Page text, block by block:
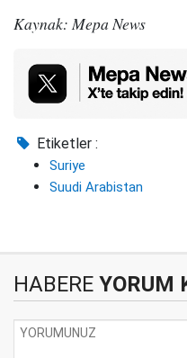
Kaynak: Mepa News
Etiketler :
Suriye
Suudi Arabistan
HABERE YORUM